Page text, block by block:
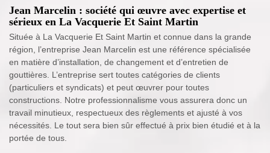
Jean Marcelin : société qui œuvre avec expertise et
sérieux en La Vacquerie Et Saint Martin
Située à La Vacquerie Et Saint Martin et connue dans la grande
région, l’entreprise Jean Marcelin est une référence spécialisée
en matière d’installation, de changement et d’entretien de
gouttières. L’entreprise sert toutes catégories de clients
(particuliers et syndicats) et peut œuvrer pour toutes
constructions. Notre professionnalisme vous assurera donc un
travail minutieux, respectueux des règlements et ajusté à vos
nécessités. Le tout sera bien sûr effectué à prix bien étudié et à la
portée de tous.